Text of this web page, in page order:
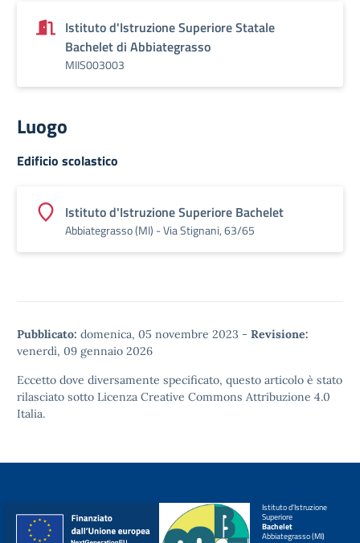
Istituto d'Istruzione Superiore Statale
Bachelet di Abbiategrasso
MIIS003003
Luogo
Edificio scolastico
Istituto d'Istruzione Superiore Bachelet
Abbiategrasso (MI) - Via Stignani, 63/65
Pubblicato: domenica, 05 novembre 2023 - Revisione:
venerdì, 09 gennaio 2026
Eccetto dove diversamente specificato, questo articolo è stato
rilasciato sotto Licenza Creative Commons Attribuzione 4.0
Italia.
Istituto d'Istruzione
Superiore
Bachelet
Abbiategrasso (MI)